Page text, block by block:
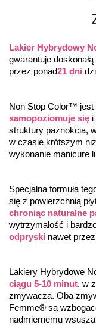
Lakier Hybrydowy
gwarantuje
przez ponad21 dni
Non Stop Color™ jest
samopoziomuje się i
struktury paznokcia,
w czasie krótszym
wykonanie manicure
Specjalna formuła
się z powierzchnią
chroniąc naturalne
wytrzymałość i
odpryski nawet
Lakiery Hybrydowe
ciągu 5-10 minut, w
zmywacza. Oba
Femme® są
nadmiernemu